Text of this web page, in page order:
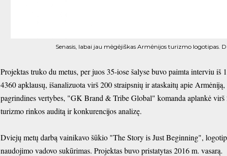
Senasis, labai jau mėgėjiškas Armėnijos turizmo logotipas.
Projektas truko du metus, per juos 35-iose šalyse buvo paimta interviu iš
4360 apklausų, išanalizuota virš 200 straipsnių ir ataskaitų apie
pagrindines vertybes, "GK Brand & Tribe Global" komanda aplankė
turizmo rinkos auditą ir konkurencijos analizę.
Dviejų metų darbą vainikavo šūkio "The Story is Just Beginning",
naudojimo vadovo sukūrimas. Projektas buvo pristatytas 2016 m. vasarą.